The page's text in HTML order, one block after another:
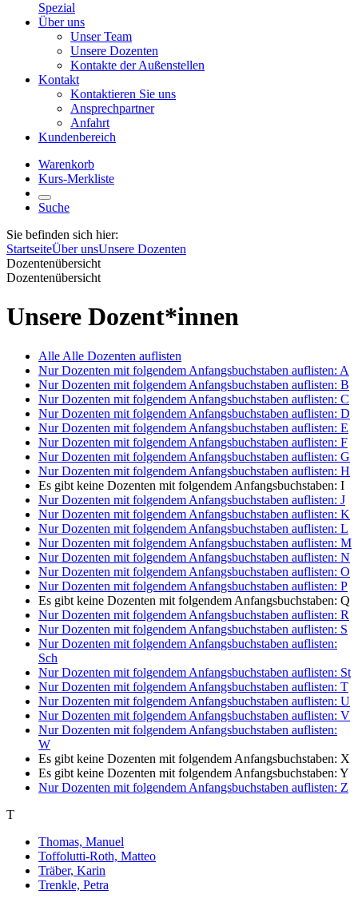
Spezial
Über uns
Unser Team
Unsere Dozenten
Kontakte der Außenstellen
Kontakt
Kontaktieren Sie uns
Ansprechpartner
Anfahrt
Kundenbereich
Warenkorb
Kurs-Merkliste
Suche
Sie befinden sich hier:
StartseiteÜber unsUnsere Dozenten
Dozentenübersicht
Dozentenübersicht
Unsere Dozent*innen
Alle Alle Dozenten auflisten
Nur Dozenten mit folgendem Anfangsbuchstaben auflisten: A
Nur Dozenten mit folgendem Anfangsbuchstaben auflisten: B
Nur Dozenten mit folgendem Anfangsbuchstaben auflisten: C
Nur Dozenten mit folgendem Anfangsbuchstaben auflisten: D
Nur Dozenten mit folgendem Anfangsbuchstaben auflisten: E
Nur Dozenten mit folgendem Anfangsbuchstaben auflisten: F
Nur Dozenten mit folgendem Anfangsbuchstaben auflisten: G
Nur Dozenten mit folgendem Anfangsbuchstaben auflisten: H
Es gibt keine Dozenten mit folgendem Anfangsbuchstaben: I
Nur Dozenten mit folgendem Anfangsbuchstaben auflisten: J
Nur Dozenten mit folgendem Anfangsbuchstaben auflisten: K
Nur Dozenten mit folgendem Anfangsbuchstaben auflisten: L
Nur Dozenten mit folgendem Anfangsbuchstaben auflisten: M
Nur Dozenten mit folgendem Anfangsbuchstaben auflisten: N
Nur Dozenten mit folgendem Anfangsbuchstaben auflisten: O
Nur Dozenten mit folgendem Anfangsbuchstaben auflisten: P
Es gibt keine Dozenten mit folgendem Anfangsbuchstaben: Q
Nur Dozenten mit folgendem Anfangsbuchstaben auflisten: R
Nur Dozenten mit folgendem Anfangsbuchstaben auflisten: S
Nur Dozenten mit folgendem Anfangsbuchstaben auflisten:
Sch
Nur Dozenten mit folgendem Anfangsbuchstaben auflisten: St
Nur Dozenten mit folgendem Anfangsbuchstaben auflisten: T
Nur Dozenten mit folgendem Anfangsbuchstaben auflisten: U
Nur Dozenten mit folgendem Anfangsbuchstaben auflisten: V
Nur Dozenten mit folgendem Anfangsbuchstaben auflisten:
W
Es gibt keine Dozenten mit folgendem Anfangsbuchstaben: X
Es gibt keine Dozenten mit folgendem Anfangsbuchstaben: Y
Nur Dozenten mit folgendem Anfangsbuchstaben auflisten: Z
T
Thomas, Manuel
Toffolutti-Roth, Matteo
Träber, Karin
Trenkle, Petra